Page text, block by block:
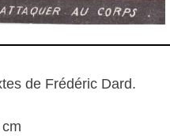
de Frédéric Dard.